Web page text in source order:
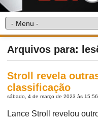
Arquivos para:
Stroll revela
classificação
sábado, 4 de março de 2023 às 15:56
Lance Stroll revelou